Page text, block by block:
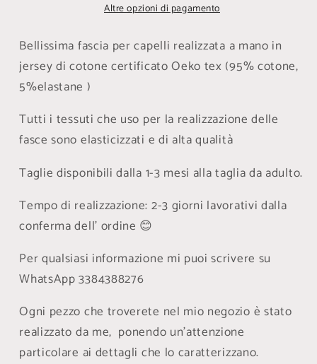
Altre opzioni di pagamento
Bellissima fascia per capelli realizzata a mano in
jersey di cotone certificato Oeko tex (95% cotone,
5%elastane )
Tutti i tessuti che uso per la realizzazione delle
fasce sono elasticizzati e di alta qualità
Taglie disponibili dalla 1-3 mesi alla taglia da adulto.
Tempo di realizzazione: 2-3 giorni lavorativi dalla
conferma dell' ordine 😊
Per qualsiasi informazione mi puoi scrivere su
WhatsApp 3384388276
Ogni pezzo che troverete nel mio negozio è stato
realizzato da me, ponendo un'attenzione
particolare ai dettagli che lo caratterizzano.